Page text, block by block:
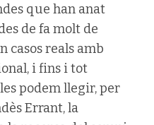
que han anat
de fa molt de
casos reals amb
i fins i tot
podem llegir, per
Errant, la